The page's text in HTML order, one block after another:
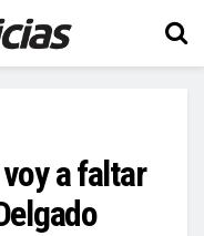
a faltar